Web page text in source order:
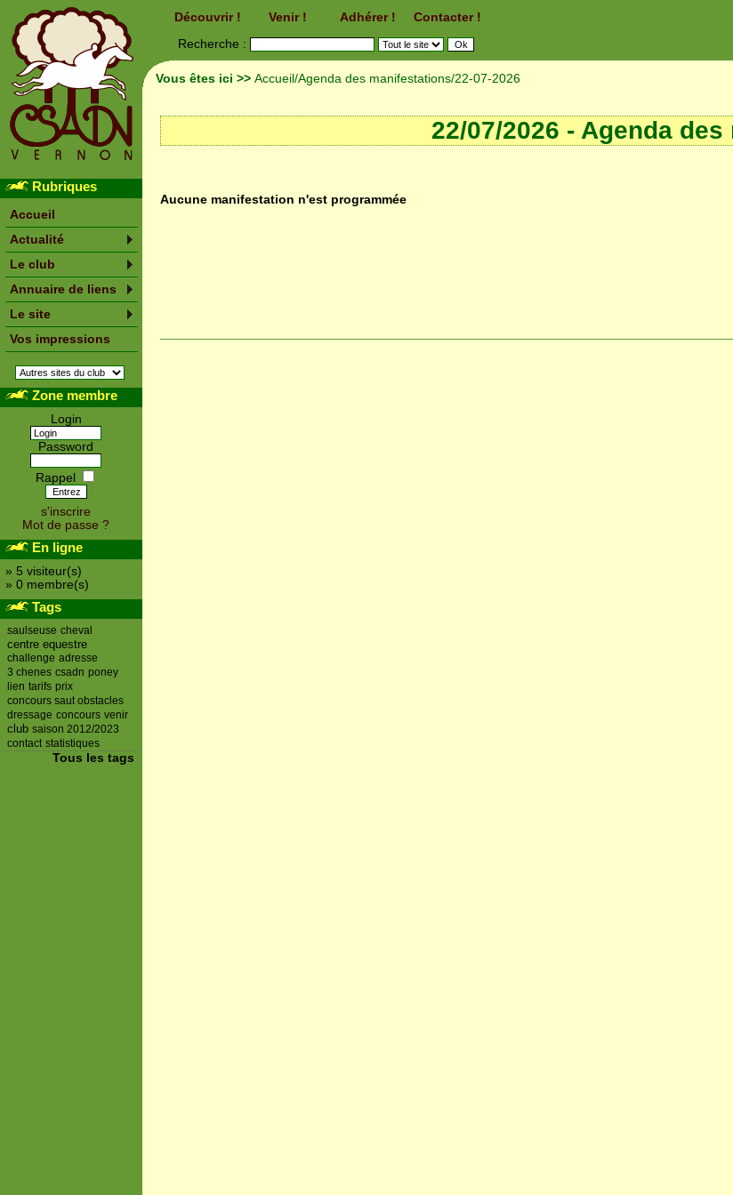
Rubriques
Accueil
Actualité
Le club
Annuaire de liens
Le site
Vos impressions
Zone membre
Login
Password
Rappel
s'inscrire
Mot de passe ?
En ligne
» 5 visiteur(s)
» 0 membre(s)
Tags
saulseuse cheval
centre equestre
challenge adresse
3 chenes csadn poney
lien tarifs prix
concours saut obstacles
dressage concours venir
club saison 2012/2023
contact statistiques
Tous les tags
Découvrir ! Venir ! Adhérer !
Contacter !
Recherche :
Vous êtes ici >> Accueil/Agenda des manifestations/22-07-2026
22/07/2026 - Agenda
Aucune manifestation n'est programmée